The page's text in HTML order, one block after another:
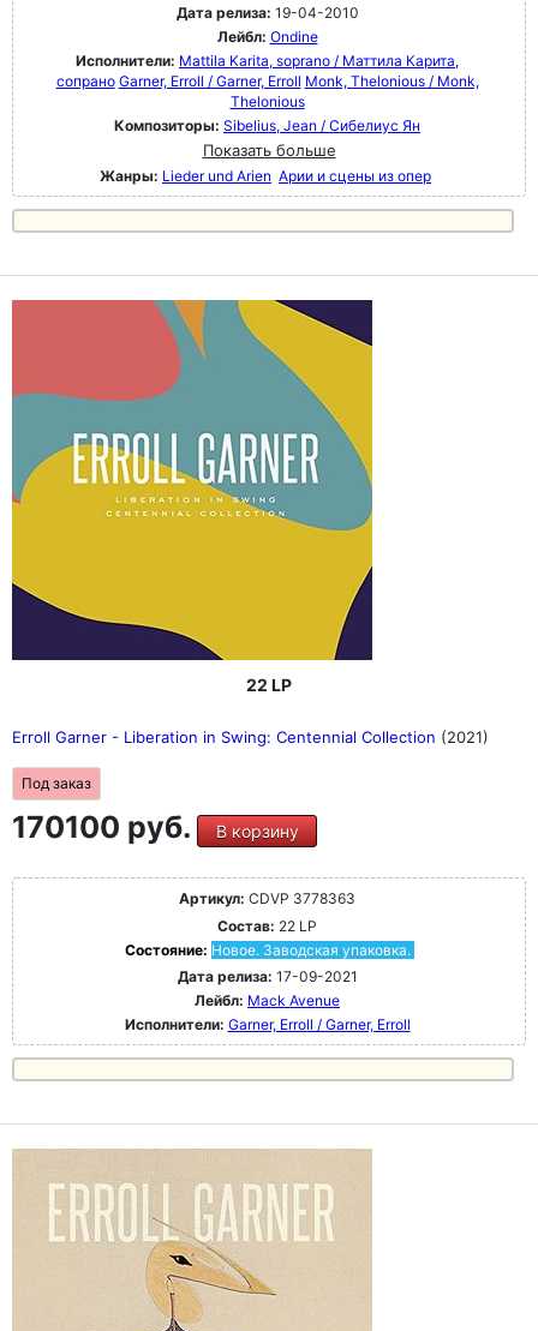
Дата релиза: 19-04-2010
Лейбл: Ondine
Исполнители: Mattila Karita, soprano / Маттила Карита,
сопрано Garner, Erroll / Garner, Erroll Monk, Thelonious / Monk,
Thelonious
Композиторы: Sibelius, Jean / Сибелиус Ян
Показать больше
Жанры: Lieder und Arien Арии и сцены из опер
22 LP
Erroll Garner - Liberation in Swing: Centennial Collection (2021)
Под заказ
170100 руб. В корзину
Артикул: CDVP 3778363
Состав: 22 LP
Состояние: Новое. Заводская упаковка.
Дата релиза: 17-09-2021
Лейбл: Mack Avenue
Исполнители: Garner, Erroll / Garner, Erroll